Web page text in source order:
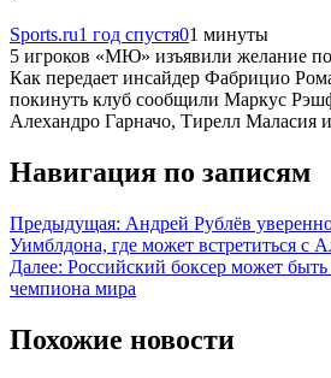
Sports.ru1 год спустя01 минуты
5 игроков «МЮ» изъявили желание
Как передает инсайдер Фабрицио
покинуть клуб сообщили Маркус
Алехандро Гарначо, Тирелл Маласия
Навигация по записям
Предыдущая: Андрей Рублёв
Уимблдона, где может встретиться с
Далее: Российский боксер может
чемпиона мира
Похожие новости